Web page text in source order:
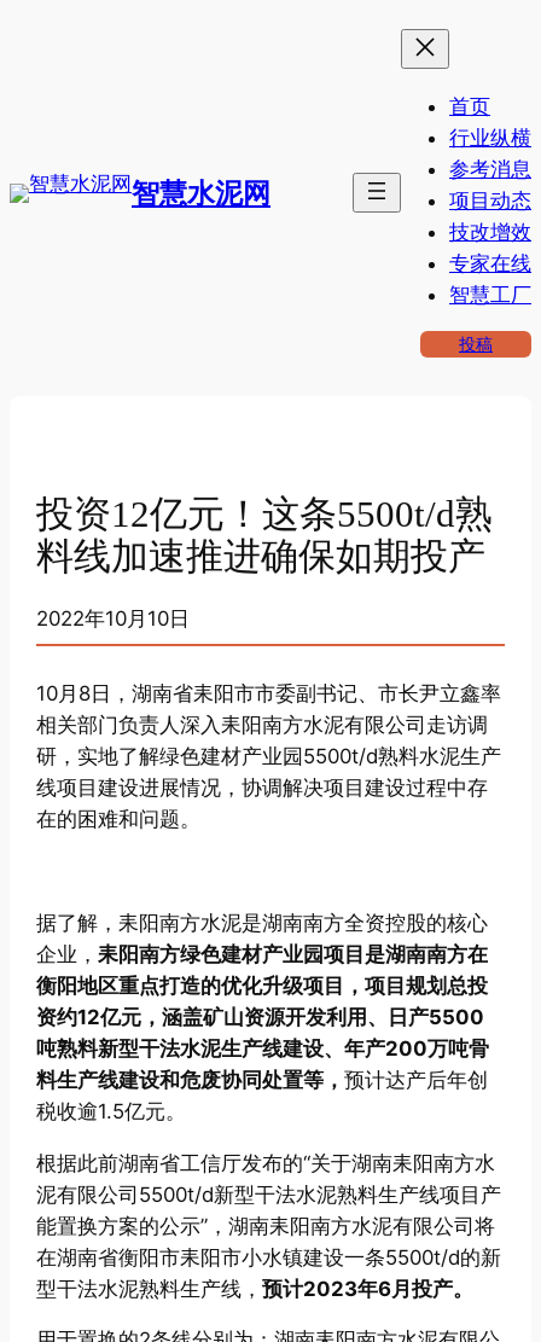
智慧水泥网
首页
行业纵横
参考消息
项目动态
技改增效
专家在线
智慧工厂
投稿
投资12亿元！这条5500t/d熟
料线加速推进确保如期投产
2022年10月10日
10月8日，湖南省耒阳市市委副书记、市长尹立鑫率
相关部门负责人深入耒阳南方水泥有限公司走访调
研，实地了解绿色建材产业园5500t/d熟料水泥生产
线项目建设进展情况，协调解决项目建设过程中存
在的困难和问题。
据了解，耒阳南方水泥是湖南南方全资控股的核心
企业，耒阳南方绿色建材产业园项目是湖南南方在
衡阳地区重点打造的优化升级项目，项目规划总投
资约12亿元，涵盖矿山资源开发利用、日产5500
吨熟料新型干法水泥生产线建设、年产200万吨骨
料生产线建设和危废协同处置等，预计达产后年创
税收逾1.5亿元。
根据此前湖南省工信厅发布的“关于湖南耒阳南方水
泥有限公司5500t/d新型干法水泥熟料生产线项目产
能置换方案的公示”，湖南耒阳南方水泥有限公司将
在湖南省衡阳市耒阳市小水镇建设一条5500t/d的新
型干法水泥熟料生产线，预计2023年6月投产。